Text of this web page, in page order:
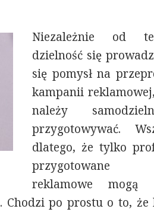
Niezależnie od
dzielność się
się pomysł na
kampanii
należy
przygotowywać.
dlatego, że tylko
przygotowane
reklamowe mogą
Chodzi po prostu o to,